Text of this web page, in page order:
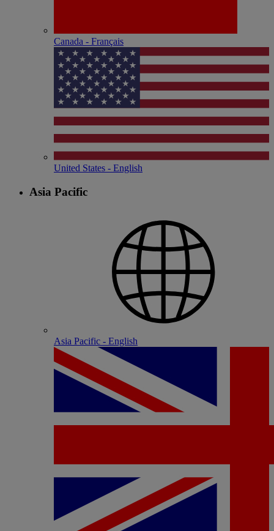
Canada - Français
United States - English
Asia Pacific
Asia Pacific - English